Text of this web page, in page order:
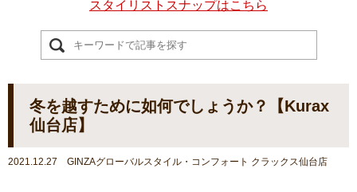
スタイリストスナップはこちら
冬を越すために如何でしょうか？【Kurax
仙台店】
2021.12.27 GINZAグローバルスタイル・コンフォート クラックス仙台店